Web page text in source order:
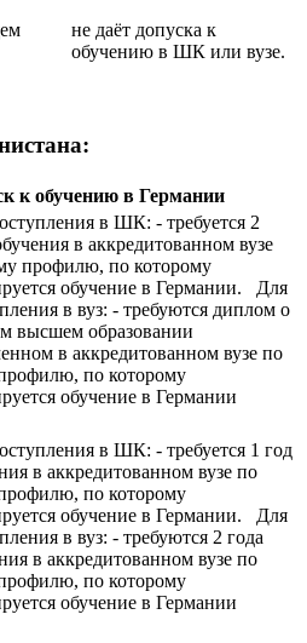
не даёт допуска к
обучению в ШК или вузе.
к обучению в Германии
в ШК: - требуется 2
в аккредитованном вузе
профилю, по которому
обучение в Германии. Для
в вуз: - требуются диплом о
высшем образовании
в аккредитованном вузе по
по которому
обучение в Германии
в ШК: - требуется 1 год
в аккредитованном вузе по
по которому
обучение в Германии. Для
в вуз: - требуются 2 года
в аккредитованном вузе по
по которому
обучение в Германии